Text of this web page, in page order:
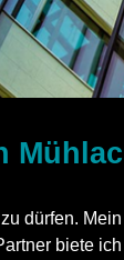
dürfen.
biete